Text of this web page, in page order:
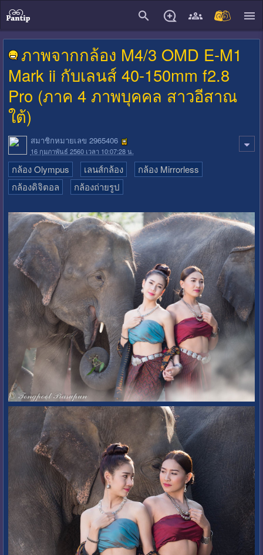
ภาพจากกล้อง M4/3 OMD E-M1
Mark ii กับเลนส์ 40-150mm f2.8
Pro (ภาค 4 ภาพบุคคล สาวอีสาณ
ใต้)
สมาชิกหมายเลข 2965406
16 กุมภาพันธ์ 2560 เวลา 10:07:28 น.
กล้อง Olympus เลนส์กล้อง
กล้อง Mirrorless
กล้องดิจิตอล
กล้องถ่ายรูป
close